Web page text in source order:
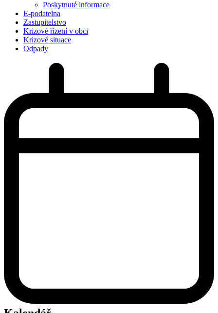
Poskytnuté informace
E-podatelna
Zastupitelstvo
Krizové řízení v obci
Krizové situace
Odpady